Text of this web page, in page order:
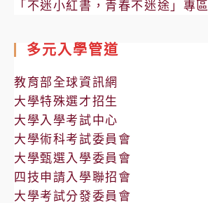
「不迷小紅書，青春不迷途」專區
多元入學管道
教育部全球資訊網
大學特殊選才招生
大學入學考試中心
大學術科考試委員會
大學甄選入學委員會
四技申請入學聯招會
大學考試分發委員會